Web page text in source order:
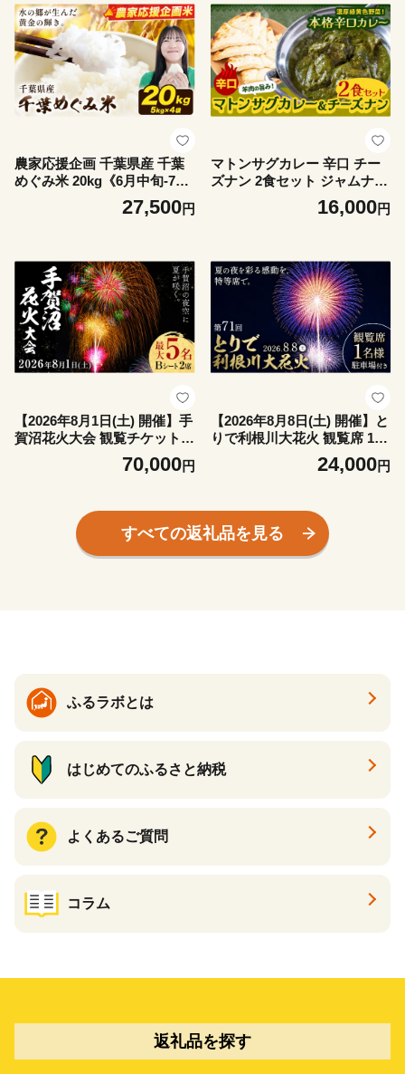
農家応援企画 千葉県産 千葉
めぐみ米 20kg《6月中旬-7月
末頃出荷》千葉県我孫子市 送
料無料 米 こめ お米 ごはん
27,500円
マトンサグカレー 辛口 チー
ズナン 2食セット ジャムナコ
ーポレーション株式会社 《3
0日以内に出荷予定(土日祝除
本格的 羊肉 ほうれん草
16,000円
【2026年8月1日(土) 開催】手
賀沼花火大会 観覧チケット B
シート 2席限定 手賀沼花火大
会我孫子会場実行委員会《7
70,000円
【2026年8月8日(土) 開催】と
りで利根川大花火 観覧席 1名
様 駐車場付き 株式会社東我
孫子カントリークラブ《7月
会 花火 観覧チケット チケッ
ト 体験 利根川
24,000円
すべての返礼品を見る
ふるラボとは
はじめてのふるさと納税
よくあるご質問
コラム
返礼品を探す